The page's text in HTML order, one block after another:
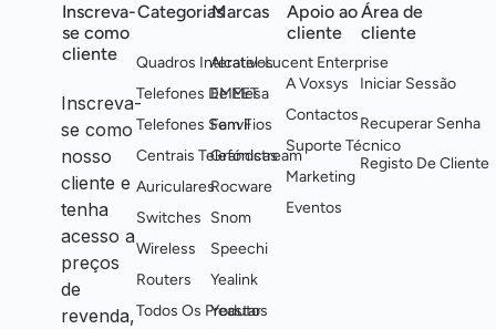
Inscreva-
se como
cliente
Inscreva-
se como
nosso
cliente e
tenha
acesso a
preços
de
revenda,
Categorias
Quadros Interativos
Telefones De Mesa
Telefones Sem Fios
Centrais Telefónicas
Auriculares
Switches
Wireless
Routers
Todos Os Produtos
Marcas
Alcatel-Lucent Enterprise
EMEET
Fanvil
Grandstream
Rocware
Snom
Speechi
Yealink
Yeastar
Apoio ao
cliente
A Voxsys
Contactos
Suporte Técnico
Marketing
Eventos
Área de
cliente
Iniciar Sessão
Recuperar Senha
Registo De Cliente